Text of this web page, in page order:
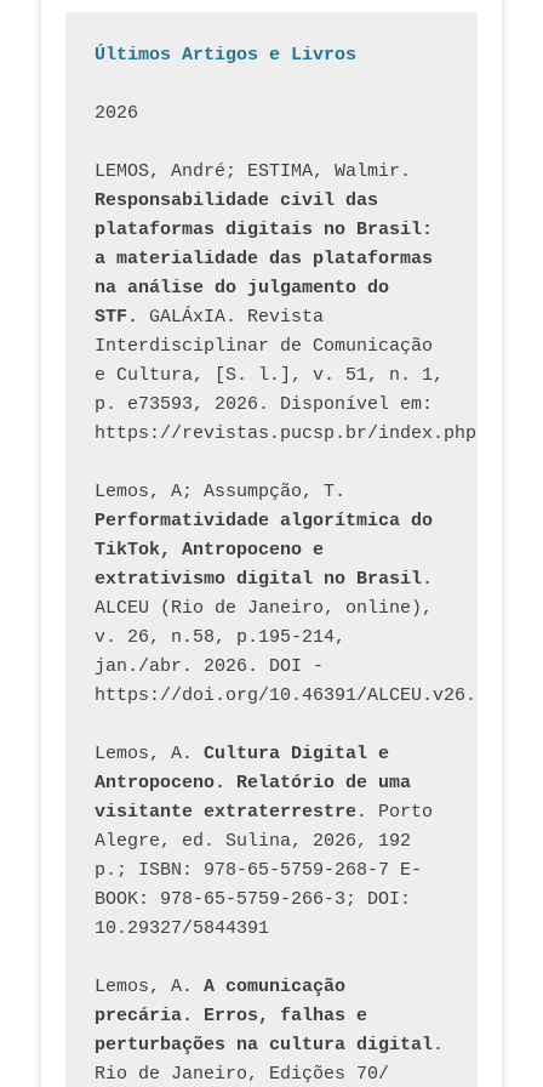
Últimos Artigos e Livros
2026
Responsabilidade civil das
plataformas digitais no Brasil:
a materialidade das plataformas
na análise do julgamento do
STF.
GALÁxIA. Revista
Interdisciplinar de Comunicação
e Cultura, [S. l.], v. 51, n. 1,
p. e73593, 2026. Disponível em:
Performatividade algorítmica do
TikTok, Antropoceno e
extrativismo digital no Brasil.
ALCEU (Rio de Janeiro, online),
v. 26, n.58, p.195-214,
jan./abr. 2026. DOI -
https://doi.org/10.46391/
Lemos, A. Cultura Digital e
Antropoceno. Relatório de uma
visitante extraterrestre. Porto
Alegre, ed. Sulina, 2026, 192
p.; ISBN: 978-65-5759-268-7 E-
BOOK: 978-65-5759-266-3; DOI:
10.29327/5844391
Lemos, A. A comunicação
precária. Erros, falhas e
perturbações na cultura digital.
Rio de Janeiro, Edições 70/